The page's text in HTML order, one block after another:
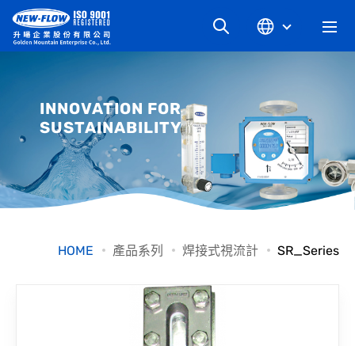
最新消息
知識文章
工業別
檔案下載
INNOVATION FOR
SUSTAINABILITY
HOME 產品系列 焊接式視流計 SR_Series